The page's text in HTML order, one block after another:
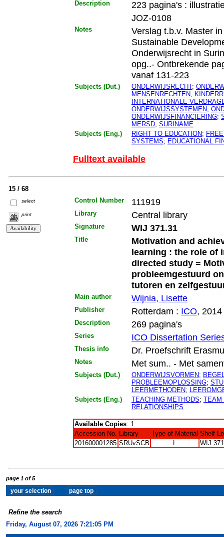
Description
223 pagina's :
JOZ-0108
Notes
Verslag t.b.v. Master
Sustainable
Onderwijsrecht in
opg..- Ontbrekende
vanaf 131-223
Subjects (Dut.) ONDERWIJSRECHT;
MENSENRECHTEN;
INTERNATIONALE
ONDERWIJSSYSTEMEN;
ONDERWIJSFINANCIERING;
MERSD; SURINAME
Subjects (Eng.)
RIGHT TO EDUCATION;
SYSTEMS; EDUCATIONAL
Fulltext available
15 / 68
select
print
Control Number 111919
Library Central library
Signature WIJ 371.31
Title
Motivation and
learning : the role of
directed study =
probleemgestuurd
tutoren en
Main author Wijnia, Lisette
Publisher Rotterdam : ICO, 2014
Description 269 pagina's
Series ICO Dissertation
Thesis info Dr. Proefschrift
Notes Met sum.. - Met
Subjects (Dut.) ONDERWIJSVORMEN;
PROBLEEMOPLOSSING;
LEERMETHODEN;
Subjects (Eng.)
TEACHING METHODS; TEAM
RELATIONSHIPS
Available Copies: 1
Accession No. Library Type of Material Shelf
201600001285 SRUvSCB L WIJ
page 1 of 5
Refine the search
Friday, August 07, 2026 7:21:06 PM